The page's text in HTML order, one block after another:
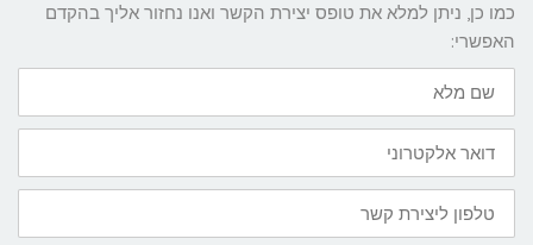
כמו כן, ניתן למלא את טופס יצירת הקשר ואנו נחזור אליך בהקדם
האפשרי:
שם
מלא
דואר
אלקטרוני
טלפון
ליצירת
קשר